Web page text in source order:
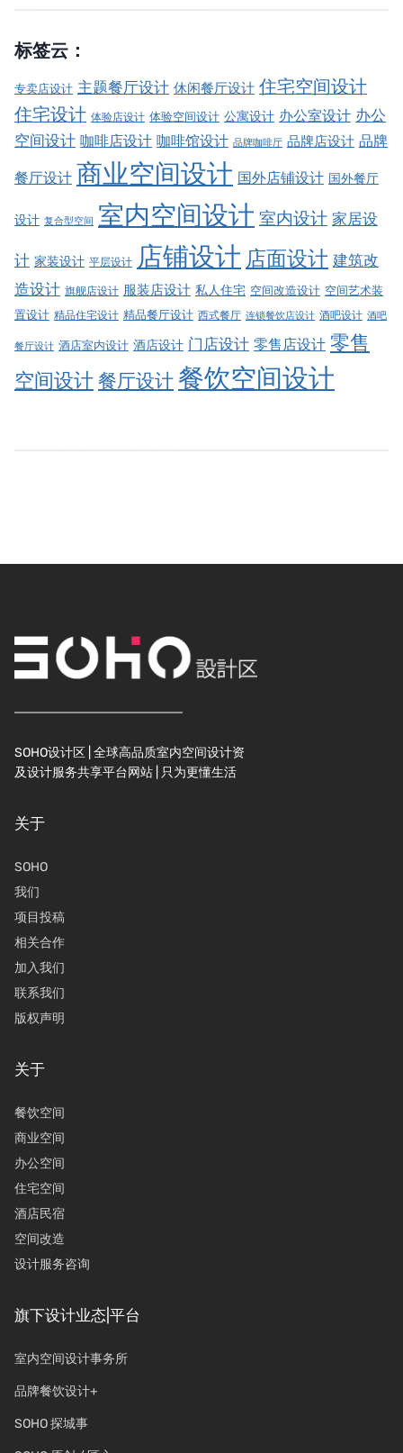
标签云：
专卖店设计 主题餐厅设计 休闲餐厅设计 住宅空间设计
住宅设计 体验店设计 体验空间设计 公寓设计 办公室设计 办公
空间设计 咖啡店设计 咖啡馆设计 品牌咖啡厅 品牌店设计 品牌
餐厅设计 商业空间设计 国外店铺设计 国外餐厅
设计 复合型空间 室内空间设计 室内设计 家居设
计 家装设计 平层设计 店铺设计 店面设计 建筑改
造设计 旗舰店设计 服装店设计 私人住宅 空间改造设计 空间艺术装
置设计 精品住宅设计 精品餐厅设计 西式餐厅 连锁餐饮店设计 酒吧设计 酒吧
餐厅设计 酒店室内设计 酒店设计 门店设计 零售店设计 零售
空间设计餐厅设计 餐饮空间设计
SOHO设计区 | 全球高品质室内空间设计资
及设计服务共享平台网站 | 只为更懂生活
关于
SOHO
我们
项目投稿
相关合作
加入我们
联系我们
版权声明
关于
餐饮空间
商业空间
办公空间
住宅空间
酒店民宿
空间改造
设计服务咨询
旗下设计业态|平台
室内空间设计事务所
品牌餐饮设计+
SOHO 探城事